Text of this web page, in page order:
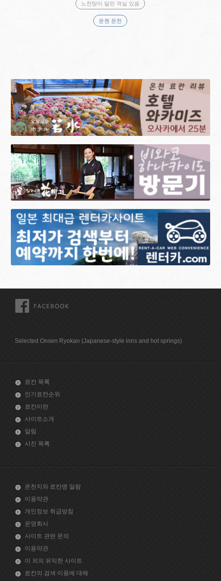
노천탕이 달린 객실 있음
운젠 온천
Selected Onsen Ryokan (Japanese-style inns and hot springs)
료칸 목록
인기료칸순위
료칸이란
사이트소개
알림
사진 목록
온천지와 료칸명 일람
이용약관
개인정보 취급방침
운영회사
사이트 관련 문의
이용약관
이 외의 유익한 사이트
료칸의 검색 이용에 대해